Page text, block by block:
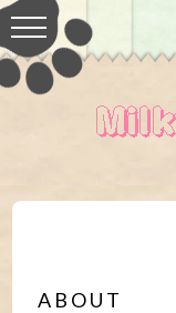
ABOUT